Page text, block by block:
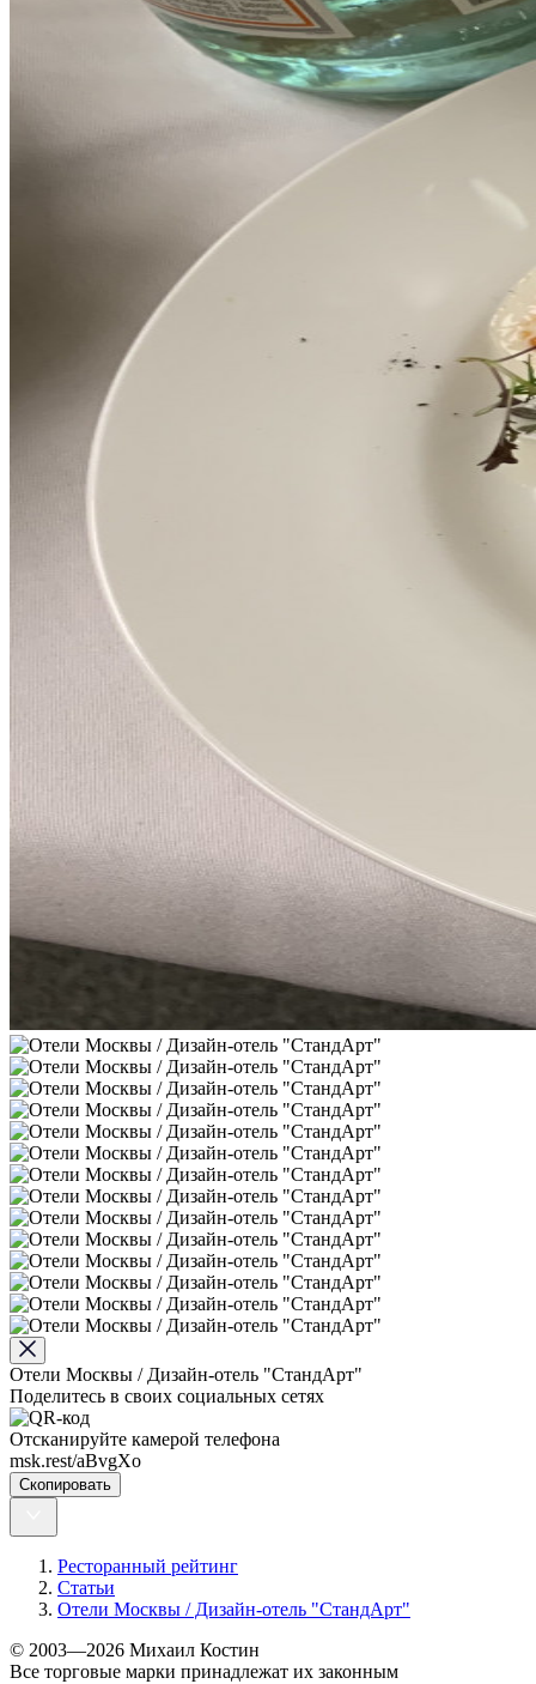
Отели Москвы / Дизайн-отель "СтандАрт"
Поделитесь в своих социальных сетях
Отсканируйте камерой телефона
msk.rest/aBvgXo
Скопировать
Ресторанный рейтинг
Статьи
Отели Москвы / Дизайн-отель "СтандАрт"
© 2003—2026 Михаил Костин
Все торговые марки принадлежат их законным